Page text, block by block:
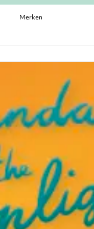
Merken